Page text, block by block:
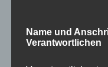
—Name und
Verantwortlichen